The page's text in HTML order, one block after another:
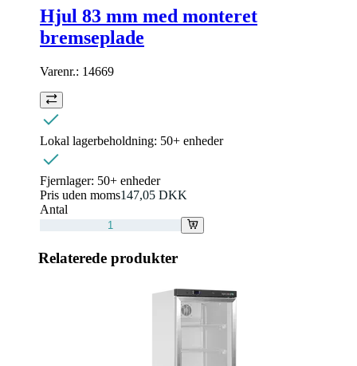
Hjul 83 mm med monteret
bremseplade
Varenr.: 14669
Lokal lagerbeholdning: 50+ enheder
Fjernlager: 50+ enheder
Pris uden moms147,05 DKK
Antal
Relaterede produkter